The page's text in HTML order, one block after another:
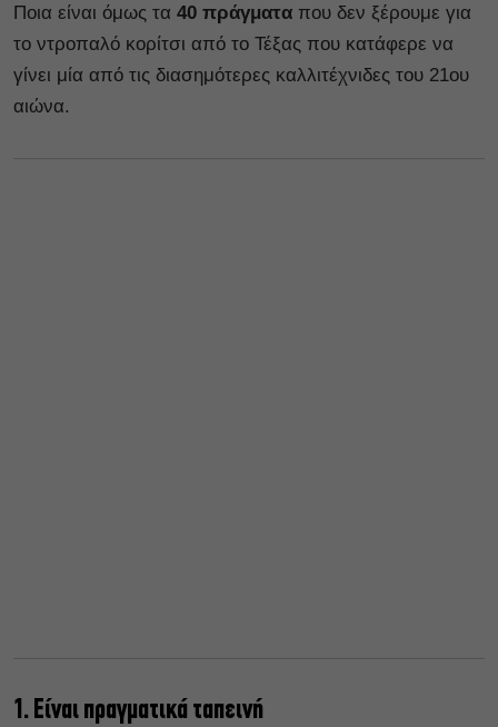
Ποια είναι όμως τα 40 πράγματα που δεν ξέρουμε για
το ντροπαλό κορίτσι από το Τέξας που κατάφερε να
γίνει μία από τις διασημότερες καλλιτέχνιδες του 21ου
αιώνα.
1. Είναι πραγματικά ταπεινή